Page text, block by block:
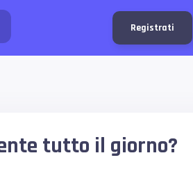
Registrati
tutto il giorno?